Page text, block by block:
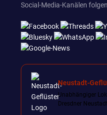
Social-Media-Kanälen
Neustadt-
Unabhängiger
Dresdner